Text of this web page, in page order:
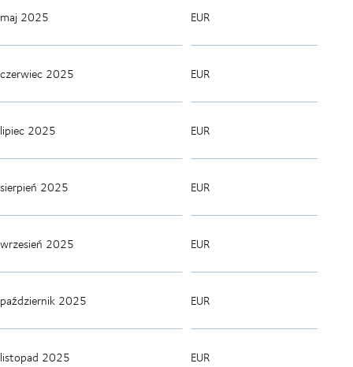
maj 2025 EUR
czerwiec 2025 EUR
lipiec 2025 EUR
sierpień 2025 EUR
wrzesień 2025 EUR
październik 2025 EUR
listopad 2025 EUR